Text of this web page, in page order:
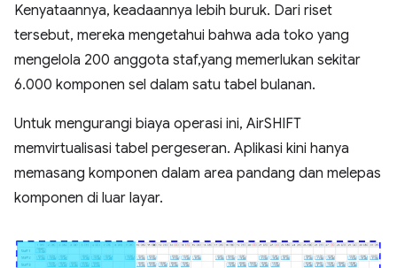
Kenyataannya, keadaannya lebih buruk. Dari riset
tersebut, mereka mengetahui bahwa ada toko yang
mengelola 200 anggota staf,yang memerlukan sekitar
6.000 komponen sel dalam satu tabel bulanan.
Untuk mengurangi biaya operasi ini, AirSHIFT
memvirtualisasi tabel pergeseran. Aplikasi kini hanya
memasang komponen dalam area pandang dan melepas
komponen di luar layar.